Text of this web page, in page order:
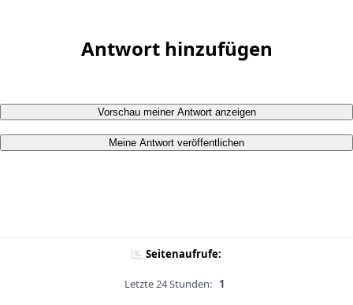
Antwort hinzufügen
Vorschau meiner Antwort anzeigen
Meine Antwort veröffentlichen
Seitenaufrufe:
Letzte 24 Stunden: 1